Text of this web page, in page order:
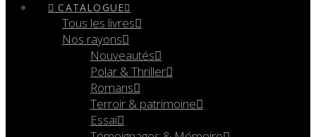
CATALOGUE
Tous les livres
Nos rayons
Nouveautés
Polar & Thriller
Romans
Terroir & patrimoine
Essai